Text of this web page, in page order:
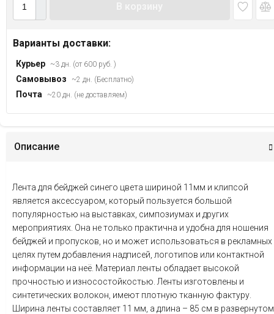
Варианты доставки:
Курьер ~3 дн. (от 600 руб. )
Самовывоз ~2 дн. (Бесплатно)
Почта ~20 дн. (не доставляем)
Описание
Лента для бейджей синего цвета шириной 11мм и клипсой
является аксессуаром, который пользуется большой
популярностью на выставках, симпозиумах и других
мероприятиях. Она не только практична и удобна для ношения
бейджей и пропусков, но и может использоваться в рекламных
целях путем добавления надписей, логотипов или контактной
информации на неё. Материал ленты обладает высокой
прочностью и износостойкостью. Ленты изготовлены и
синтетических волокон, имеют плотную тканную фактуру.
Ширина ленты составляет 11 мм, а длина – 85 см в развернутом